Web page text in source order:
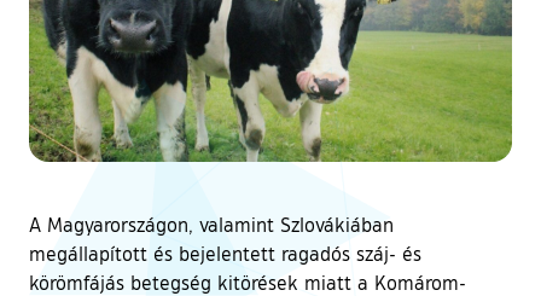
A Magyarországon, valamint Szlovákiában
megállapított és bejelentett ragadós száj- és
körömfájás betegség kitörések miatt a Komárom-